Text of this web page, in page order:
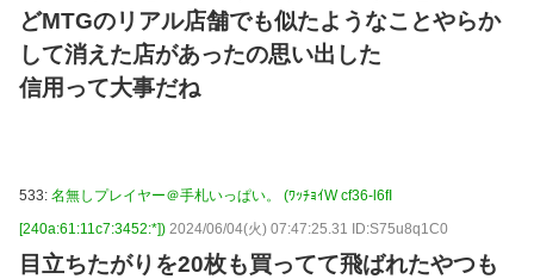
どMTGのリアル店舗でも似たようなことやらか
して消えた店があったの思い出した
信用って大事だね
533: 名無しプレイヤー＠手札いっぱい。 (ﾜｯﾁｮｲW cf36-l6fI
[240a:61:11c7:3452:*]) 2024/06/04(火) 07:47:25.31 ID:S75u8q1C0
目立ちたがりを20枚も買ってて飛ばれたやつも